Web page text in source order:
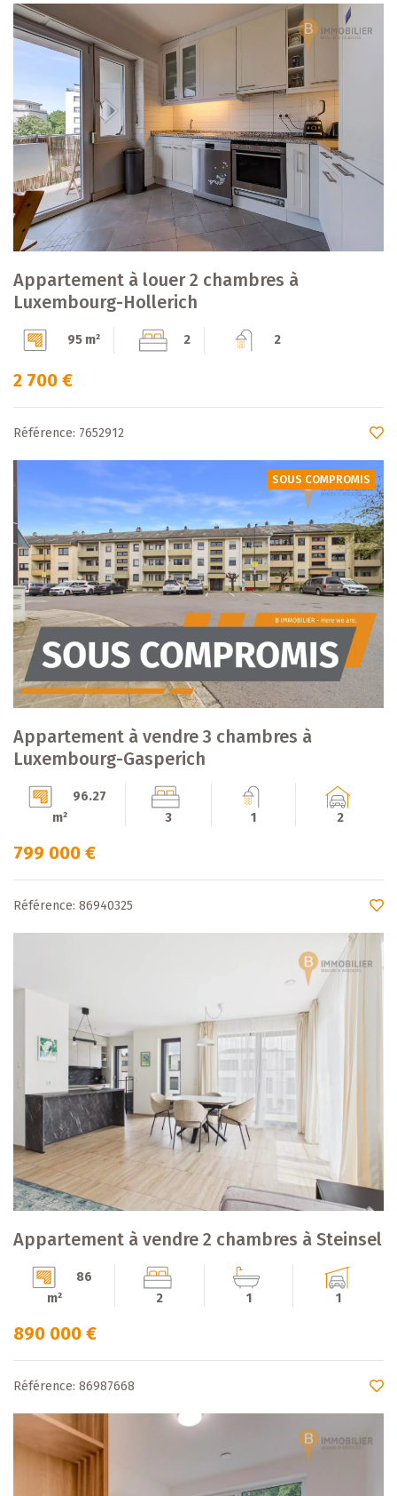
Appartement à louer 2 chambres à
Luxembourg-Hollerich
95 m² 2 2
2 700 €
Référence: 7652912
SOUS COMPROMIS
Appartement à vendre 3 chambres à
Luxembourg-Gasperich
96.27
m²
3 1 2
799 000 €
Référence: 86940325
Appartement à vendre 2 chambres à Steinsel
86
m²
2 1 1
890 000 €
Référence: 86987668